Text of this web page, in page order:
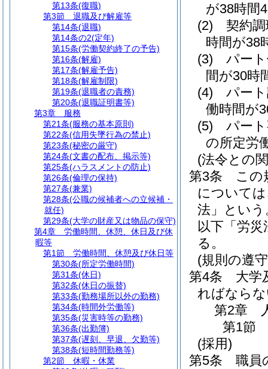
が38時間
(2)
契約
時間が38
(3)
パー
間が30時
(4)
パー
働時間が
(5)
パー
の所定労
(法令との
第3条
この
について
法」という
以下「労
る。
(規則の遵
第4条
大学
ればなら
第2章
第1節
(採用)
第5条
職員
第13条(復職)
第3節
退職及び解雇等
第14条(退職)
第14条の2(定年)
第15条(労働契約終了の予告)
第16条(解雇)
第17条(解雇予告)
第18条(解雇制限)
第19条(退職者の責務)
第20条(退職証明書等)
第3章
服務
第21条(服務の基本原則)
第22条(信用失墜行為の禁止)
第23条(秘密の厳守)
第24条(文書の配布、掲示等)
第25条(ハラスメントの防止)
第26条(倫理の保持)
第27条(兼業)
第28条(公職の候補者への立候補・
就任)
第29条(大学の財産又は物品の保守)
第4章
労働時間、休憩、休日及び休
暇等
第1節
労働時間、休憩及び休日等
第30条(所定労働時間)
第31条(休日)
第32条(休日の振替)
第33条(勤務場所以外の勤務)
第34条(時間外労働等)
第35条(災害時等の勤務)
第36条(出勤簿)
第37条(遅刻、早退、欠勤等)
第38条(短時間勤務等)
第2節
休暇・休業